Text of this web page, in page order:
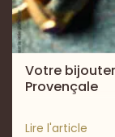
Votre
Provençale
Lire l'article